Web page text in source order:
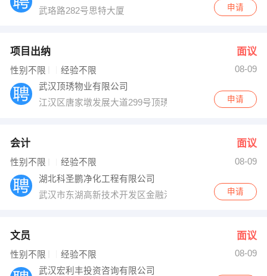
武珞路282号思特大厦
申请
项目出纳 面议
性别不限 经验不限
08-09
武汉顶琇物业有限公司
江汉区唐家墩发展大道299号顶琇物业办公室
申请
会计 面议
性别不限 经验不限
08-09
湖北科圣鹏净化工程有限公司
武汉市东湖高新技术开发区金融港四路18号光谷汇金中
申请
文员 面议
性别不限 经验不限
08-09
武汉宏利丰投资咨询有限公司